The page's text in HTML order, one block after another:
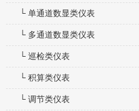
└ 单通道数显类仪表
└ 多通道数显类仪表
└ 巡检类仪表
└ 积算类仪表
└ 调节类仪表